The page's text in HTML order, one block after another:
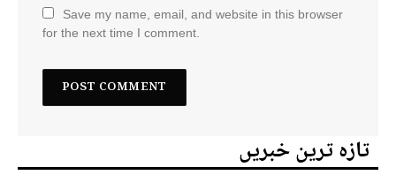
Save my name, email, and website in this browser
for the next time I comment.
تازہ ترین خبریں